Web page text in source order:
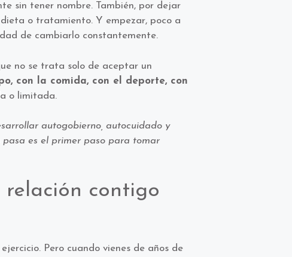
sin tener nombre. También, por dejar
o tratamiento. Y empezar, poco a
de cambiarlo constantemente.
no se trata solo de aceptar un
con la comida, con el deporte, con
o limitada.
autogobierno, autocuidado y
es el primer paso para tomar
relación contigo
Pero cuando vienes de años de